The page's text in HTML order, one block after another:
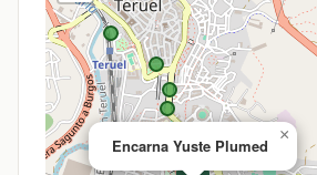
Encarna Yuste Plumed
×